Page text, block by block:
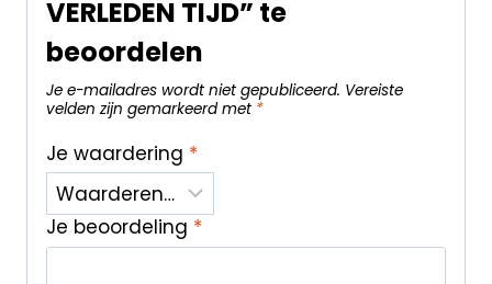
VERLEDEN TIJD” te
beoordelen
Je e-mailadres wordt niet gepubliceerd. Vereiste
velden zijn gemarkeerd met *
Je waardering *
Je beoordeling *